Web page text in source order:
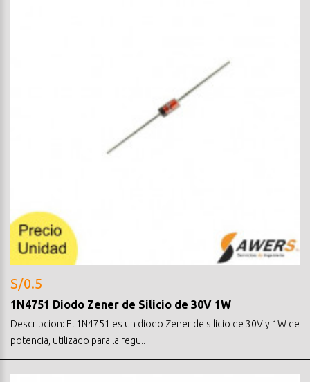
S/0.5
1N4751 Diodo Zener de Silicio de 30V 1W
Descripcion: El 1N4751 es un diodo Zener de silicio de 30V y 1W de
potencia, utilizado para la regu..